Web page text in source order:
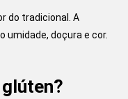
do tradicional. A
umidade, doçura e cor.